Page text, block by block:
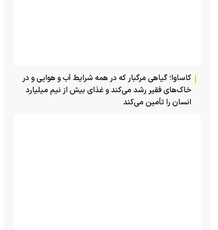
کاساوا؛ گیاهی مرگبار که در همه شرایط آب و هوایی و در
خاک‌های فقیر رشد می‌کند و غذای بیش از نیم میلیارد
انسان را تأمین می‌کند